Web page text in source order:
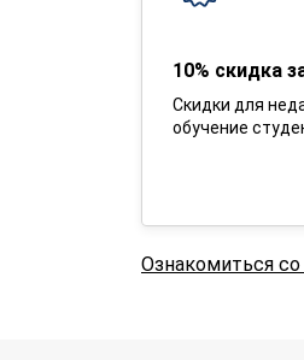
10% скидка
Скидки для
обучение
Ознакомиться